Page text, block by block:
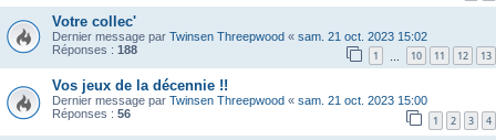
Votre collec'
Dernier message par Twinsen Threepwood « sam. 21 oct. 2023 15:02
Réponses : 188 1 10 11 12 13
Vos jeux de la décennie !!
Dernier message par Twinsen Threepwood « sam. 21 oct. 2023 15:00
Réponses : 56 1 2 3 4